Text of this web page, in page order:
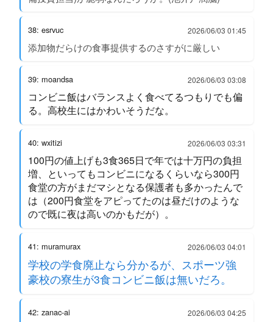
38: esrvuc 2026/06/03 01:45
添加物だらけの食事提供するのさすがに厳しい
39: moandsa 2026/06/03 03:08
コンビニ飯はバランスよく食べてるつもりでも偏
る。高校生にはかわいそうだな。
40: wxitizi 2026/06/03 03:31
100円の値上げも3食365日で年では十万円の負担
増、といってもコンビニになるくらいなら300円
食堂の方がまだマシとなる保護者も多かったんで
は（200円食堂をアピってたのは昼だけのような
ので既に夜は高いのかもだが）。
41: muramurax 2026/06/03 04:01
学校の学食廃止なら分かるが、スポーツ強
豪校の寮生が3食コンビニ飯は無いだろ。
42: zanac-ai 2026/06/03 04:25